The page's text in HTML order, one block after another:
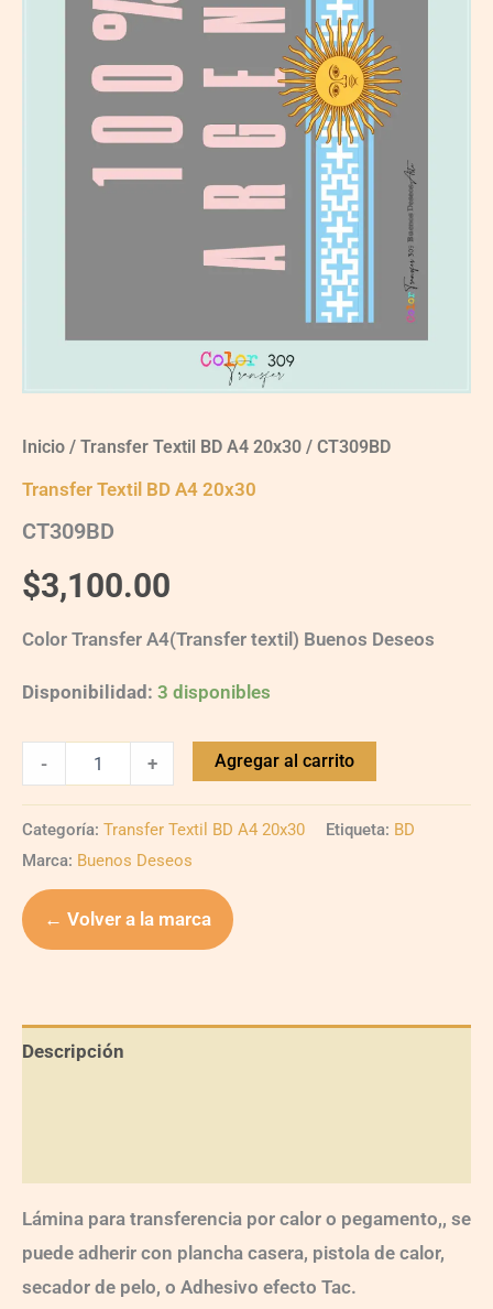
Inicio / Transfer Textil BD A4 20x30 / CT309BD
Transfer Textil BD A4 20x30
CT309BD
$3,100.00
Color Transfer A4(Transfer textil) Buenos Deseos
Disponibilidad: 3 disponibles
- + Agregar al carrito
Categoría: Transfer Textil BD A4 20x30 Etiqueta: BD
Marca: Buenos Deseos
← Volver a la marca
Descripción
Lámina para transferencia por calor o pegamento,, se
puede adherir con plancha casera, pistola de calor,
secador de pelo, o Adhesivo efecto Tac.